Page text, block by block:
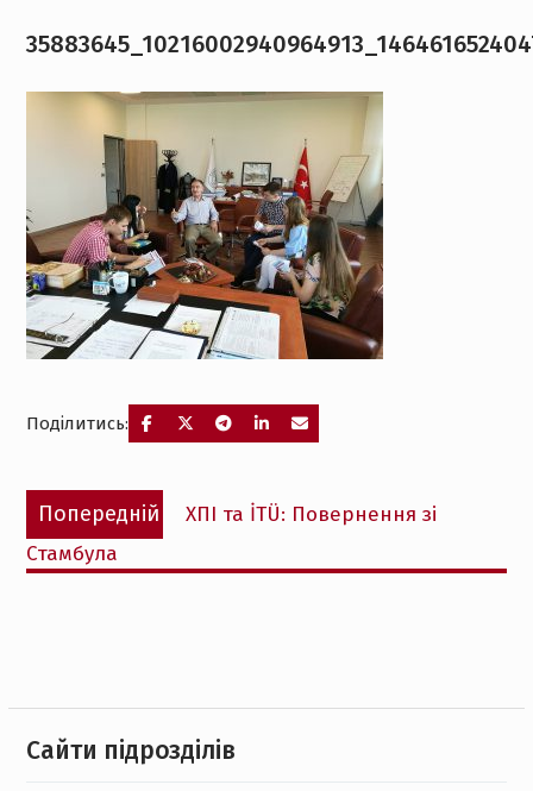
Поділитись:
Навігація
записів
Попередній
Попередній
запис:
ХПІ та İTÜ: Повернення зі
Стамбула
Cайти підрозділів